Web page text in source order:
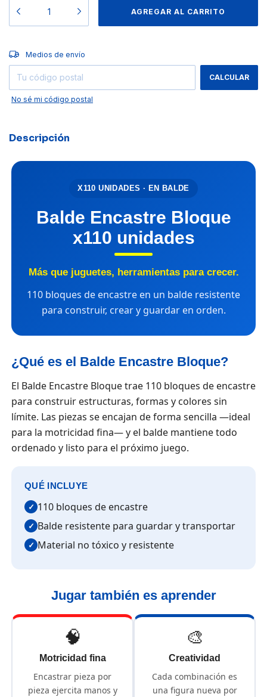
Entregas para el CP:
Medios de envío
CALCULAR
No sé mi código postal
Descripción
X110 UNIDADES · EN BALDE
Balde Encastre Bloque
x110 unidades
Más que juguetes, herramientas para crecer.
110 bloques de encastre en un balde resistente
para construir, crear y guardar en orden.
¿Qué es el Balde Encastre Bloque?
El Balde Encastre Bloque trae 110 bloques de encastre
para construir estructuras, formas y colores sin
límite. Las piezas se encajan de forma sencilla —ideal
para la motricidad fina— y el balde mantiene todo
ordenado y listo para el próximo juego.
QUÉ INCLUYE
✓ 110 bloques de encastre
✓ Balde resistente para guardar y transportar
✓ Material no tóxico y resistente
Jugar también es aprender
🧠
Motricidad fina
Encastrar pieza por
pieza ejercita manos y
🎨
Creatividad
Cada combinación es
una figura nueva por